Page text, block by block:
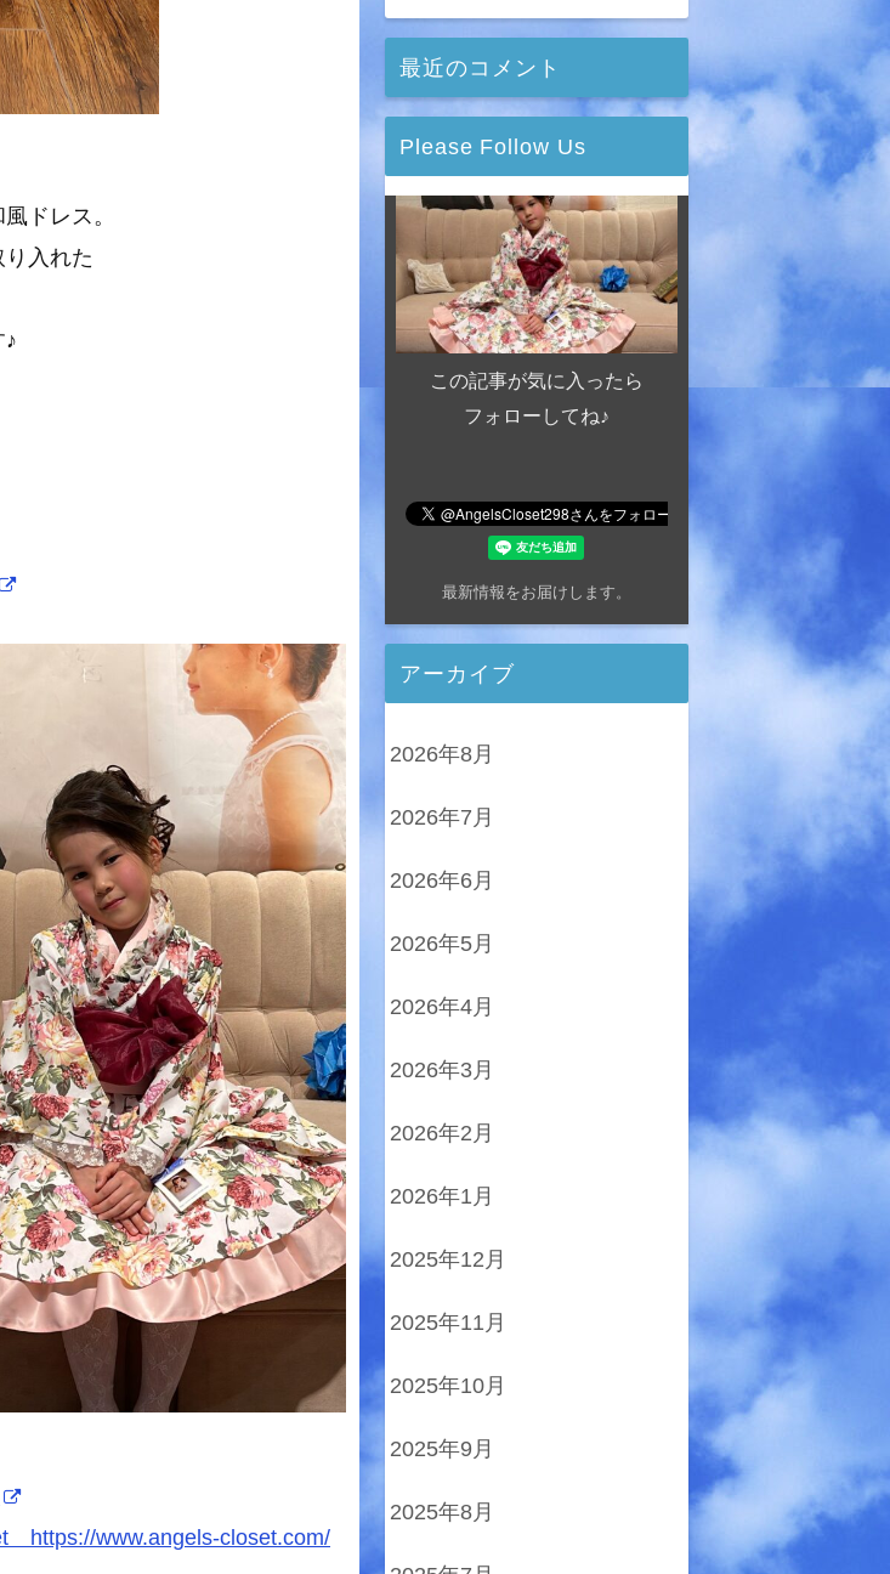
ドレス。
入れた
https://www.angels-closet.com/
最近のコメント
Please Follow Us
この記事が気に入ったら
フォローしてね♪
最新情報をお届けします。
アーカイブ
2026年8月
2026年7月
2026年6月
2026年5月
2026年4月
2026年3月
2026年2月
2026年1月
2025年12月
2025年11月
2025年10月
2025年9月
2025年8月